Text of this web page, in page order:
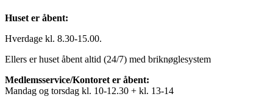
Huset er åbent:
Hverdage kl. 8.30-15.00.
Ellers er huset åbent altid (24/7) med briknøglesystem
Medlemsservice/Kontoret er åbent:
Mandag og torsdag kl. 10-12.30 + kl. 13-14